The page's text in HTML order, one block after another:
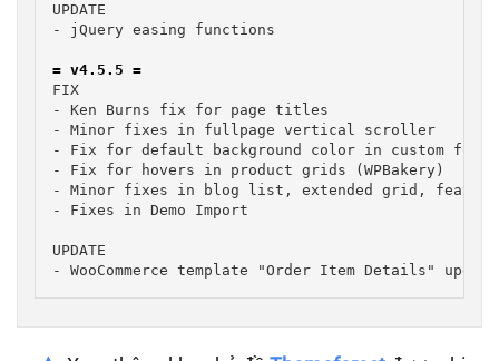
UPDATE
- jQuery easing functions
= v4.5.5 =
FIX
- Ken Burns fix for page titles
- Minor fixes in fullpage vertical scroller
- Fix for default background color in custom
- Fix for hovers in product grids (WPBakery)
- Minor fixes in blog list, extended grid,
- Fixes in Demo Import
UPDATE
- WooCommerce template "Order Item Details"